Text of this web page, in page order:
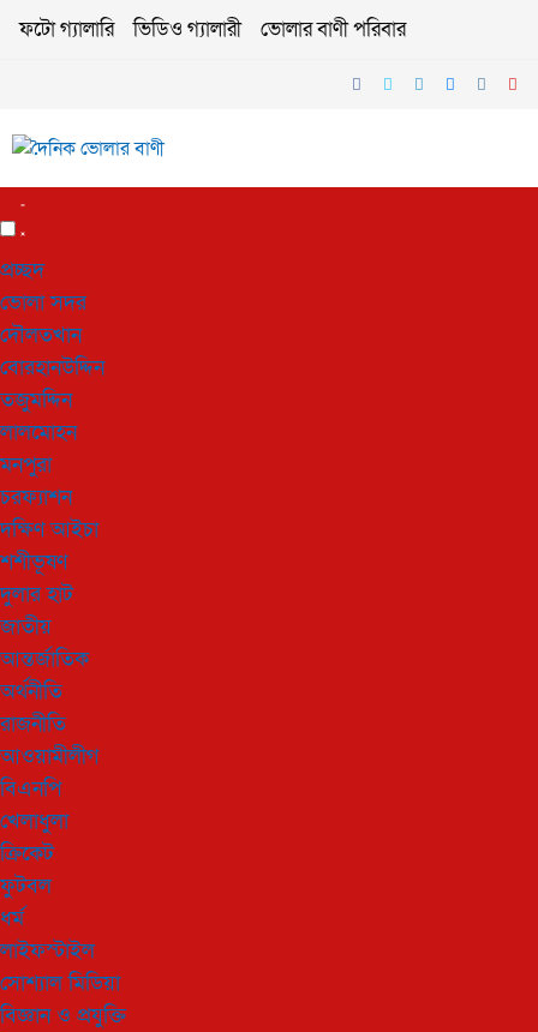
ফটো গ্যালারি ভিডিও গ্যালারী ভোলার বাণী পরিবার
প্রচ্ছদ
ভোলা সদর
দৌলতখান
বোরহানউদ্দিন
তজুমদ্দিন
লালমোহন
মনপুরা
চরফ্যাশন
দক্ষিণ আইচা
শশীভূষণ
দুলার হাট
জাতীয়
আন্তর্জাতিক
অর্থনীতি
রাজনীতি
আওয়ামীলীগ
বিএনপি
খেলাধুলা
ক্রিকেট
ফুটবল
ধর্ম
লাইফস্টাইল
সোশ্যাল মিডিয়া
বিজ্ঞান ও প্রযুক্তি